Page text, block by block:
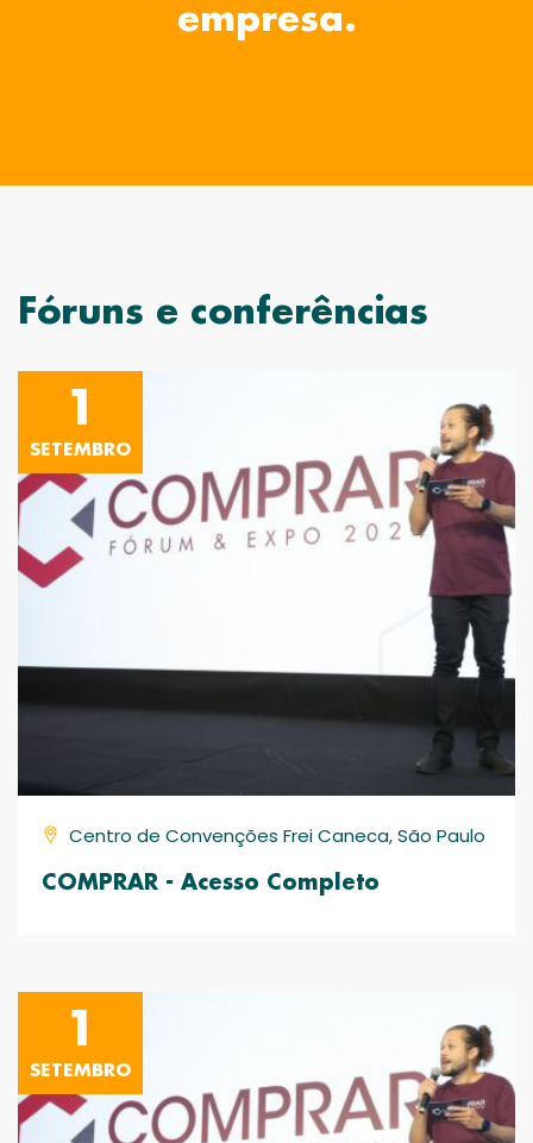
empresa.
Fóruns e conferências
1
SETEMBRO
Centro de Convenções Frei Caneca, São Paulo
COMPRAR - Acesso Completo
1
SETEMBRO